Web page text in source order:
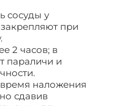
сосуды у
при
2 часов; в
параличи и
наложения
сдавив